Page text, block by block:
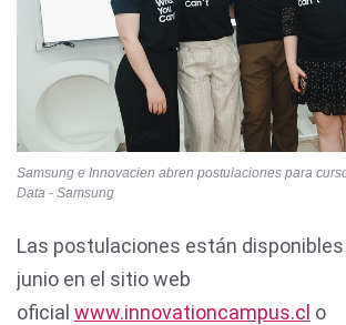
Samsung e Innovacien abren postulaciones para
Data - Samsung
Las postulaciones están
junio en el sitio web
oficial www.innovationcampus.cl o